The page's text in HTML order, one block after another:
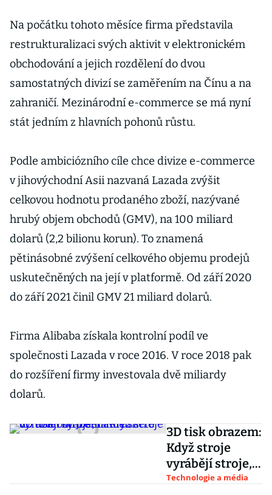
Na počátku tohoto měsíce firma představila
restrukturalizaci svých aktivit v elektronickém
obchodování a jejich rozdělení do dvou
samostatných divizí se zaměřením na Čínu a na
zahraničí. Mezinárodní e-commerce se má nyní
stát jedním z hlavních pohonů růstu.
Podle ambiciózního cíle chce divize e-commerce
v jihovýchodní Asii nazvaná Lazada zvýšit
celkovou hodnotu prodaného zboží, nazývané
hrubý objem obchodů (GMV), na 100 miliard
dolarů (2,2 bilionu korun). To znamená
pětinásobné zvýšení celkového objemu prodejů
uskutečněných na její v platformě. Od září 2020
do září 2021 činil GMV 21 miliard dolarů.
Firma Alibaba získala kontrolní podíl ve
společnosti Lazada v roce 2016. V roce 2018 pak
do rozšíření firmy investovala dvě miliardy
dolarů.
3D tisk obrazem:
Když stroje
vyrábějí stroje,
nahlédněte do
Technologie a média